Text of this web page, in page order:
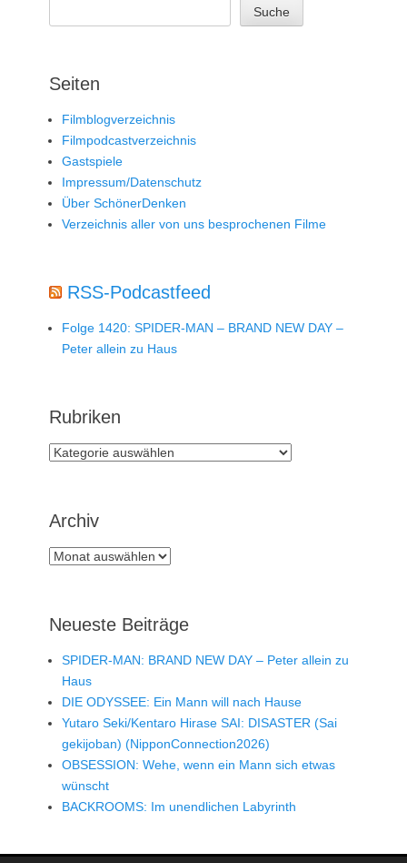
Suche
Seiten
Filmblogverzeichnis
Filmpodcastverzeichnis
Gastspiele
Impressum/Datenschutz
Über SchönerDenken
Verzeichnis aller von uns besprochenen Filme
RSS-Podcastfeed
Folge 1420: SPIDER-MAN – BRAND NEW DAY –
Peter allein zu Haus
Rubriken
Rubriken
Archiv
Archiv
Neueste Beiträge
SPIDER-MAN: BRAND NEW DAY – Peter allein zu
Haus
DIE ODYSSEE: Ein Mann will nach Hause
Yutaro Seki/Kentaro Hirase SAI: DISASTER (Sai
gekijoban) (NipponConnection2026)
OBSESSION: Wehe, wenn ein Mann sich etwas
wünscht
BACKROOMS: Im unendlichen Labyrinth